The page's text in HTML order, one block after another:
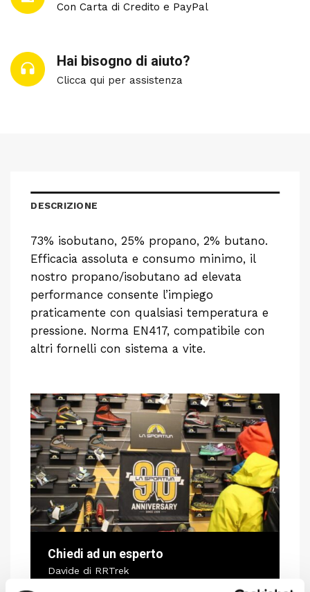
Con Carta di Credito e PayPal
Hai bisogno di aiuto?
Clicca qui per assistenza
Chiedi ad un esperto
Davide di RRTrek
DESCRIZIONE
73% isobutano, 25% propano, 2% butano.
Efficacia assoluta e consumo minimo, il
nostro propano/isobutano ad elevata
performance consente l’impiego
praticamente con qualsiasi temperatura e
pressione. Norma EN417, compatibile con
altri fornelli con sistema a vite.